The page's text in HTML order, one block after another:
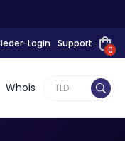
Login Support
0
Whois